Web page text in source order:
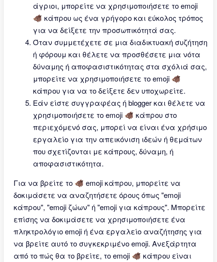
άγριοι, μπορείτε να χρησιμοποιήσετε το emoji
🐗 κάπρου ως ένα γρήγορο και εύκολος τρόπος
για να δείξετε την προσωπικότητά σας.
Όταν συμμετέχετε σε μια διαδικτυακή συζήτηση
ή φόρουμ και θέλετε να προσθέσετε μια νότα
δύναμης ή αποφασιστικότητας στα σχόλιά σας,
μπορείτε να χρησιμοποιήσετε το emoji 🐗
κάπρου για να το δείξετε δεν υποχωρείτε.
Εάν είστε συγγραφέας ή blogger και θέλετε να
χρησιμοποιήσετε το emoji 🐗 κάπρου στο
περιεχόμενό σας, μπορεί να είναι ένα χρήσιμο
εργαλείο για την απεικόνιση ιδεών ή θεμάτων
που σχετίζονται με κάπρους, δύναμη, ή
αποφασιστικότητα.
Για να βρείτε το 🐗 emoji κάπρου, μπορείτε να
δοκιμάσετε να αναζητήσετε όρους όπως "emoji
κάπρου", "emoji ζώων" ή "emoji για κάπρους". Μπορείτε
επίσης να δοκιμάσετε να χρησιμοποιήσετε ένα
πληκτρολόγιο emoji ή ένα εργαλείο αναζήτησης για
να βρείτε αυτό το συγκεκριμένο emoji. Ανεξάρτητα
από το πώς θα το βρείτε, το emoji 🐗 κάπρου είναι